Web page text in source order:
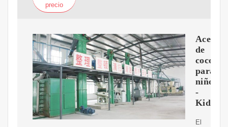
precio
Aceite
de
coco
para
niños
-
Kiddle
El